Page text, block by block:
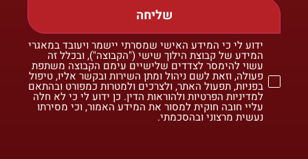
שליחה
ידוע לי כי המידע האישי שמסרתי יישמר ויעובד במאגרי
המידע של קבוצת הילוך שישי ("הקבוצה"), ובכלל זה
עשוי להימסר לצדדים שלישיים עימם הקבוצה משתפת
פעולה, וזאת לשם ניהול ומתן השירות ובקשר אליו, טיפול
בפניות, תפעול האתר, ולצרכים ולמטרות כמפורט ובהתאם
למדיניות הפרטיות ולהוראות הדין. כן ידוע לי כי לא חלה
עליי חובה חוקית למסור את המידע האמור, וכי מסירתו
נעשית מרצוני ובהסכמתי.